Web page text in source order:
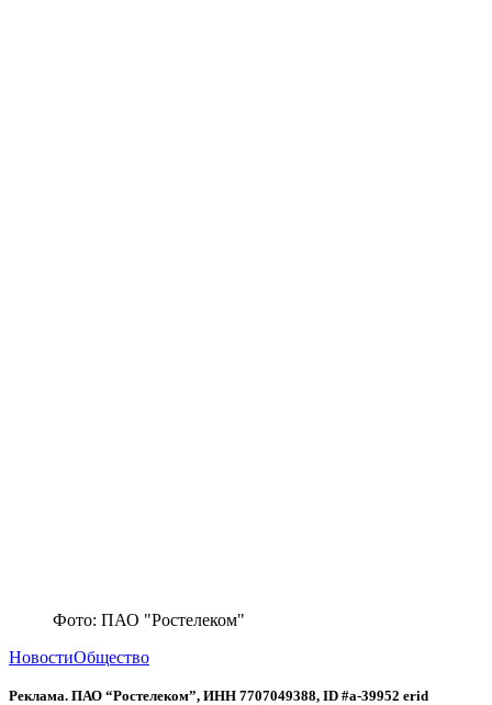
Фото: ПАО "Ростелеком"
НовостиОбщество
Реклама. ПАО “Ростелеком”, ИНН 7707049388, ID #a-39952 erid